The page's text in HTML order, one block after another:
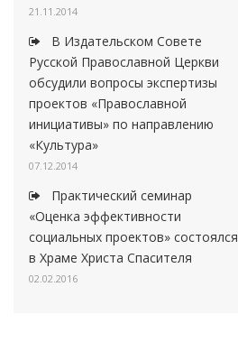
21.11.2014
В Издательском Совете
Русской Православной Церкви
обсудили вопросы экспертизы
проектов «Православной
инициативы» по направлению
«Культура»
07.12.2014
Практический семинар
«Оценка эффективности
социальных проектов» состоялся
в Храме Христа Спасителя
02.02.2016